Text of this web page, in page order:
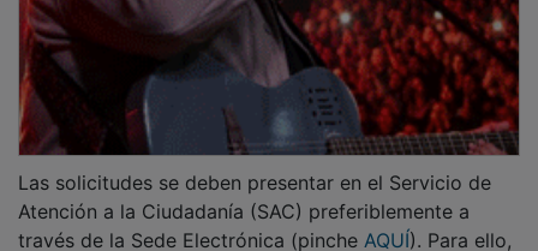
Atención a la Ciudadanía (SAC) preferiblemente a
través de la Sede Electrónica (pinche AQUÍ). Para ello,